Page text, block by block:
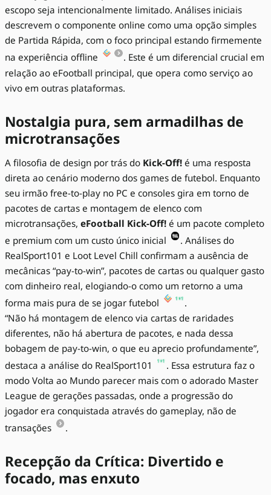
escopo seja intencionalmente limitado. Análises iniciais
descrevem o componente online como uma opção simples
de Partida Rápida, com o foco principal estando firmemente
na experiência offline
. Este é um diferencial crucial em
relação ao eFootball principal, que opera como serviço ao
vivo em outras plataformas.
Nostalgia pura, sem armadilhas de
microtransações
A filosofia de design por trás do Kick-Off! é uma resposta
direta ao cenário moderno dos games de futebol. Enquanto
seu irmão free-to-play no PC e consoles gira em torno de
pacotes de cartas e montagem de elenco com
microtransações, eFootball Kick-Off! é um pacote completo
e premium com um custo único inicial
. Análises do
RealSport101 e Loot Level Chill confirmam a ausência de
mecânicas “pay-to-win”, pacotes de cartas ou qualquer gasto
com dinheiro real, elogiando-o como um retorno a uma
forma mais pura de se jogar futebol
.
“Não há montagem de elenco via cartas de raridades
diferentes, não há abertura de pacotes, e nada dessa
bobagem de pay-to-win, o que eu aprecio profundamente”,
destaca a análise do RealSport101
. Essa estrutura faz o
modo Volta ao Mundo parecer mais com o adorado Master
League de gerações passadas, onde a progressão do
jogador era conquistada através do gameplay, não de
transações
.
Recepção da Crítica: Divertido e
focado, mas enxuto